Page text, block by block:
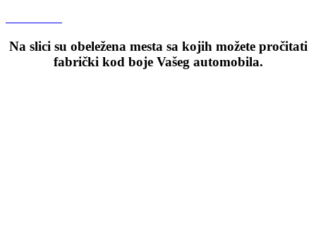
Na slici su obeležena mesta sa kojih možete pročitati
fabrički kod boje Vašeg automobila.